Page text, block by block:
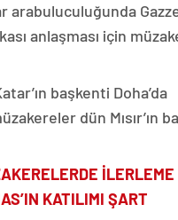
arabuluculuğunda
anlaşması için
başkenti Doha’da
dün Mısır’ın
İLERLEME
KATILIMI ŞART